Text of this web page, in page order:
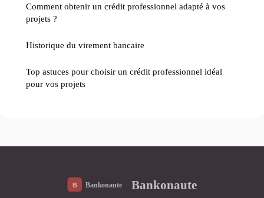
Comment obtenir un crédit professionnel adapté à vos
projets ?
Historique du virement bancaire
Top astuces pour choisir un crédit professionnel idéal
pour vos projets
Bankonaute